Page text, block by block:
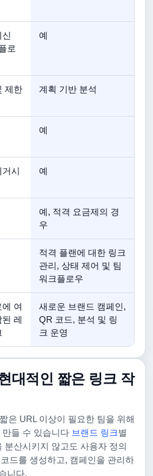
로
예
제한
계획 기반 분석
예
시
예
예, 적격 요금제의 경
우
적격 플랜에 대한 링크
관리, 상태 제어 및 팀
워크플로우
여
레
새로운 브랜드 캠페인,
QR 코드, 분석 및 링
크 운영
대적인 짧은 링크 작
은 URL 이상이 필요한 팀을 위해
들 수 있습니다 브랜드 링크별
분산시키지 않고도 사용자 정의
드를 생성하고, 캠페인을 관리하
니다.